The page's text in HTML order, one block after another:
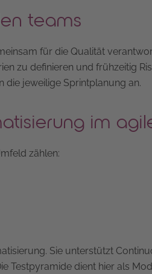
teams
für die Qualität
zu definieren und frühzeitig
die jeweilige Sprintplanung an.
im
zählen:
Sie unterstützt
Testpyramide dient hier als